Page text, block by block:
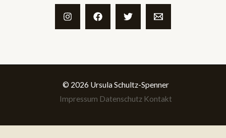
© 2026 Ursula Schultz-Spenner
Impressum Datenschutz Kontakt